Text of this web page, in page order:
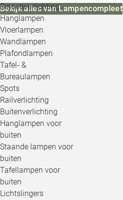
Binnenverlichting
Hanglampen
Vloerlampen
Wandlampen
Plafondlampen
Tafel- &
Bureaulampen
Spots
Railverlichting
Buitenverlichting
Hanglampen voor
buiten
Staande lampen voor
buiten
Tafellampen voor
buiten
Lichtslingers
Bekijk alles van Lampencompleet